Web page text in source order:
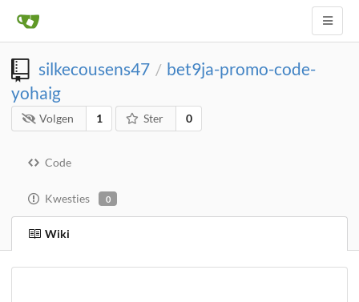
silkecousens47 / bet9ja-promo-code-
yohaig
Volgen 1 Ster 0
Code
Kwesties 0
Wiki